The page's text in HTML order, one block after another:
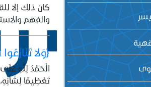
كان ذلك إلا
والفهم
﴿وَلا
الْحَمْدُ لِلَّهِ عَلَى
تَعْظِيمًا